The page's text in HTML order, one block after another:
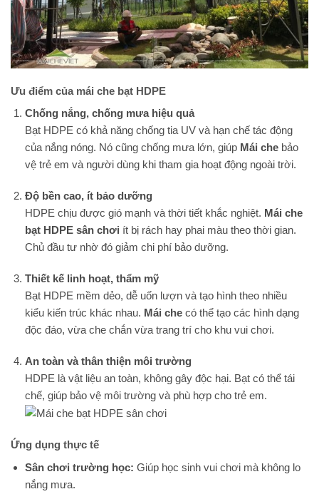
Ưu điểm của mái che bạt HDPE
Chống nắng, chống mưa hiệu quả
Bạt HDPE có khả năng chống tia UV và hạn chế tác động
của nắng nóng. Nó cũng chống mưa lớn, giúp Mái chebảo
vệ trẻ em và người dùng khi tham gia hoạt động ngoài trời.
Độ bền cao, ít bảo dưỡng
HDPE chịu được gió mạnh và thời tiết khắc nghiệt. Mái che
bạt HDPE sân chơi ít bị rách hay phai màu theo thời gian.
Chủ đầu tư nhờ đó giảm chi phí bảo dưỡng.
Thiết kế linh hoạt, thẩm mỹ
Bạt HDPE mềm dẻo, dễ uốn lượn và tạo hình theo nhiều
kiểu kiến trúc khác nhau. Mái checó thể tạo các hình dạng
độc đáo, vừa che chắn vừa trang trí cho khu vui chơi.
An toàn và thân thiện môi trường
HDPE là vật liệu an toàn, không gây độc hại. Bạt có thể tái
chế, giúp bảo vệ môi trường và phù hợp cho trẻ em.
Ứng dụng thực tế
Sân chơi trường học: Giúp học sinh vui chơi mà không lo
nắng mưa.